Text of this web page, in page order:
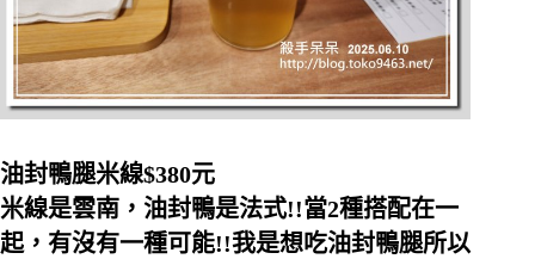
油封鴨腿米線$380元
米線是雲南，油封鴨是法式!!當2種搭配在一
起，有沒有一種可能!!我是想吃油封鴨腿所以